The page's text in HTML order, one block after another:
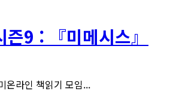
9 : 『미메시스』
온라인 책읽기 모임...